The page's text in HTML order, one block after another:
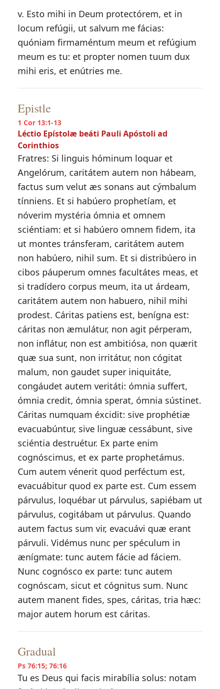
v. Esto mihi in Deum protectórem, et in
locum refúgii, ut salvum me fácias:
quóniam firmaméntum meum et refúgium
meum es tu: et propter nomen tuum dux
mihi eris, et enútries me.
Epistle
1 Cor 13:1-13
Léctio Epístolæ beáti Pauli Apóstoli ad
Corinthios
Fratres: Si linguis hóminum loquar et
Angelórum, caritátem autem non hábeam,
factus sum velut æs sonans aut cýmbalum
tínniens. Et si habúero prophetíam, et
nóverim mystéria ómnia et omnem
sciéntiam: et si habúero omnem fidem, ita
ut montes tránsferam, caritátem autem
non habúero, nihil sum. Et si distribúero in
cibos páuperum omnes facultátes meas, et
si tradídero corpus meum, ita ut árdeam,
caritátem autem non habuero, nihil mihi
prodest. Cáritas patiens est, benígna est:
cáritas non æmulátur, non agit pérperam,
non inflátur, non est ambitiósa, non quærit
quæ sua sunt, non irritátur, non cógitat
malum, non gaudet super iniquitáte,
congáudet autem veritáti: ómnia suffert,
ómnia credit, ómnia sperat, ómnia sústinet.
Cáritas numquam éxcidit: sive prophétiæ
evacuabúntur, sive linguæ cessábunt, sive
sciéntia destruétur. Ex parte enim
cognóscimus, et ex parte prophetámus.
Cum autem vénerit quod perféctum est,
evacuábitur quod ex parte est. Cum essem
párvulus, loquébar ut párvulus, sapiébam ut
párvulus, cogitábam ut párvulus. Quando
autem factus sum vir, evacuávi quæ erant
párvuli. Vidémus nunc per spéculum in
ænígmate: tunc autem fácie ad fáciem.
Nunc cognósco ex parte: tunc autem
cognóscam, sicut et cógnitus sum. Nunc
autem manent fides, spes, cáritas, tria hæc:
major autem horum est cáritas.
Gradual
Ps 76:15; 76:16
Tu es Deus qui facis mirabília solus: notam